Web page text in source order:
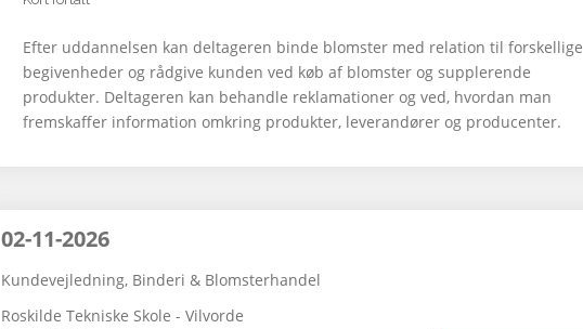
Efter uddannelsen kan deltageren binde blomster med relation til forskellige
begivenheder og rådgive kunden ved køb af blomster og supplerende
produkter. Deltageren kan behandle reklamationer og ved, hvordan man
fremskaffer information omkring produkter, leverandører og producenter.
02-11-2026
Kundevejledning, Binderi & Blomsterhandel
Roskilde Tekniske Skole - Vilvorde